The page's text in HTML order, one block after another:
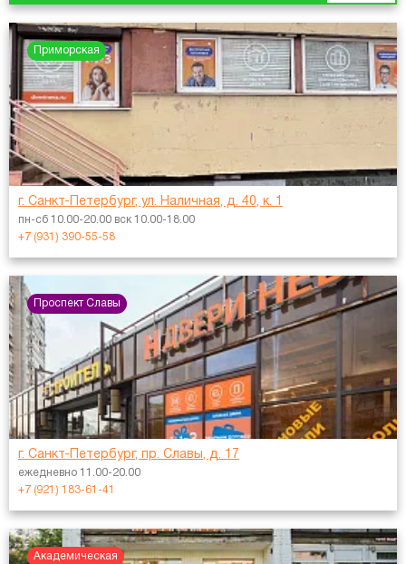
Приморская
г. Санкт-Петербург, ул. Наличная, д. 40, к. 1
пн-сб 10.00-20.00 вск 10.00-18.00
+7 (931) 390-55-58
Проспект Славы
г. Санкт-Петербург, пр. Славы, д. 17
ежедневно 11.00-20.00
+7 (921) 183-61-41
Академическая